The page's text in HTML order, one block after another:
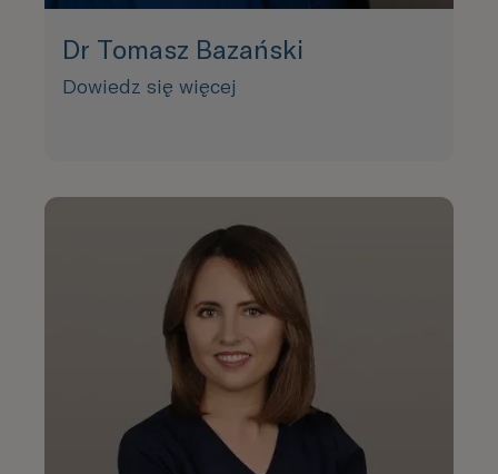
Dr Tomasz Bazański
Dowiedz się więcej